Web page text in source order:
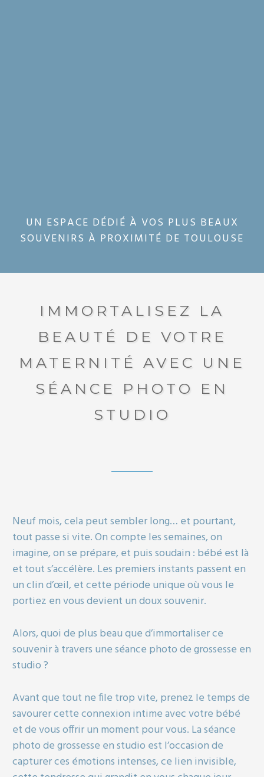
UN ESPACE DÉDIÉ À VOS PLUS BEAUX
SOUVENIRS À PROXIMITÉ DE TOULOUSE
IMMORTALISEZ LA
BEAUTÉ DE VOTRE
MATERNITÉ AVEC UNE
SÉANCE PHOTO EN
STUDIO
Neuf mois, cela peut sembler long… et pourtant,
tout passe si vite. On compte les semaines, on
imagine, on se prépare, et puis soudain : bébé est là
et tout s’accélère. Les premiers instants passent en
un clin d’œil, et cette période unique où vous le
portiez en vous devient un doux souvenir.
Alors, quoi de plus beau que d’immortaliser ce
souvenir à travers une séance photo de grossesse en
studio ?
Avant que tout ne file trop vite, prenez le temps de
savourer cette connexion intime avec votre bébé
et de vous offrir un moment pour vous. La séance
photo de grossesse en studio est l’occasion de
capturer ces émotions intenses, ce lien invisible,